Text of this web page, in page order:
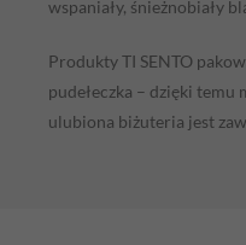
wspaniały, śnieżnobiały
Produkty TI SENTO
pudełeczka – dzięki temu
ulubiona biżuteria jest